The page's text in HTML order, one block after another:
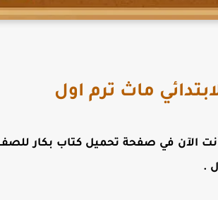
ماث ترم اول
الآن في صفحة تحميل
.